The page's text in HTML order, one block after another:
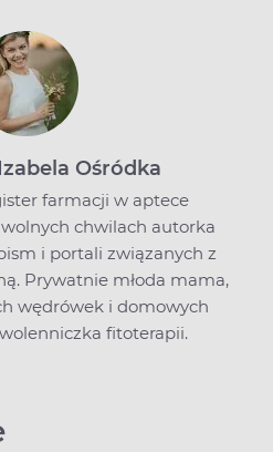
Ośródka
farmacji w aptece
chwilach autorka
i portali związanych z
Prywatnie młoda mama,
wędrówek i domowych
fitoterapii.